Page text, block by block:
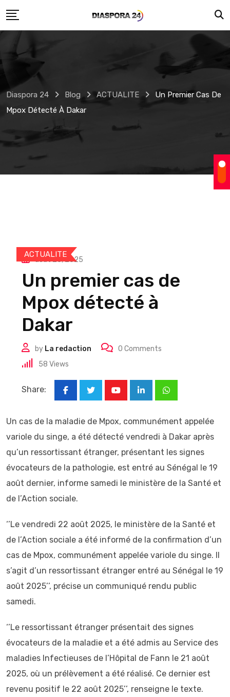
to
Diaspora 24 Blog ACTUALITE
Un Premier Cas De
Mpox Détecté À Dakar
ACTUALITE
août 23, 2025
Un premier cas de
Mpox détecté à
Dakar
by La redaction 0 Comments
58 Views
Share:
LinkedInWhatsapp
Un cas de la maladie de Mpox, communément appelée
variole du singe, a été détecté vendredi à Dakar après
qu’un ressortissant étranger, présentant les signes
évocateurs de la pathologie, est entré au Sénégal le 19
août dernier, informe samedi le ministère de la Santé et
de l’Action sociale.
‘’Le vendredi 22 août 2025, le ministère de la Santé et
de l’Action sociale a été informé de la confirmation d’un
cas de Mpox, communément appelée variole du singe. Il
s’agit d’un ressortissant étranger entré au Sénégal le 19
août 2025’’, précise un communiqué rendu public
samedi.
‘’Le ressortissant étranger présentait des signes
évocateurs de la maladie et a été admis au Service des
maladies Infectieuses de l’Hôpital de Fann le 21 août
2025, où un prélèvement a été réalisé. Ce dernier est
revenu positif le 22 août 2025’’, renseigne le texte.